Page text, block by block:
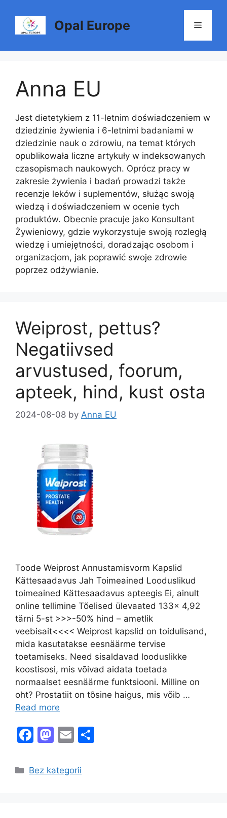
content
Opal Europe Menu
Anna EU
Jest dietetykiem z 11-letnim doświadczeniem w
dziedzinie żywienia i 6-letnimi badaniami w
dziedzinie nauk o zdrowiu, na temat których
opublikowała liczne artykuły w indeksowanych
czasopismach naukowych. Oprócz pracy w
zakresie żywienia i badań prowadzi także
recenzje leków i suplementów, służąc swoją
wiedzą i doświadczeniem w ocenie tych
produktów. Obecnie pracuje jako Konsultant
Żywieniowy, gdzie wykorzystuje swoją rozległą
wiedzę i umiejętności, doradzając osobom i
organizacjom, jak poprawić swoje zdrowie
poprzez odżywianie.
Weiprost, pettus?
Negatiivsed
arvustused, foorum,
apteek, hind, kust osta
2024-08-08 by Anna EU
Toode Weiprost Annustamisvorm Kapslid
Kättesaadavus Jah Toimeained Looduslikud
toimeained Kättesaadavus apteegis Ei, ainult
online tellimine Tõelised ülevaated 133x 4,92
tärni 5-st >>>-50% hind – ametlik
veebisait<<<< Weiprost kapslid on toidulisand,
mida kasutatakse eesnäärme tervise
toetamiseks. Need sisaldavad looduslikke
koostisosi, mis võivad aidata toetada
normaalset eesnäärme funktsiooni. Milline on
oht? Prostatiit on tõsine haigus, mis võib …
Read more
F
c
M
st
E
ai
Categories
Bez kategorii